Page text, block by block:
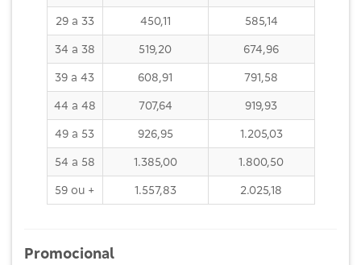
29 a 33 450,11 585,14
34 a 38 519,20 674,96
39 a 43 608,91 791,58
44 a 48 707,64 919,93
49 a 53 926,95 1.205,03
54 a 58 1.385,00 1.800,50
59 ou + 1.557,83 2.025,18
Promocional